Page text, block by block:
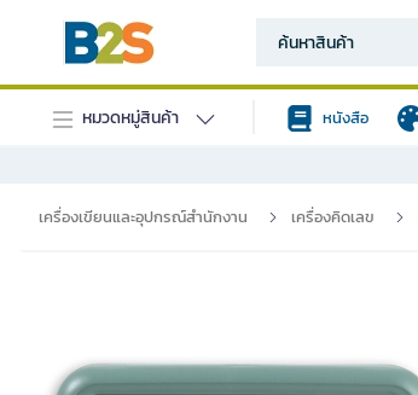
หมวดหมู่สินค้า หนังสือ
เครื่องเขียนและอุปกรณ์สำนักงาน เครื่องคิดเลข